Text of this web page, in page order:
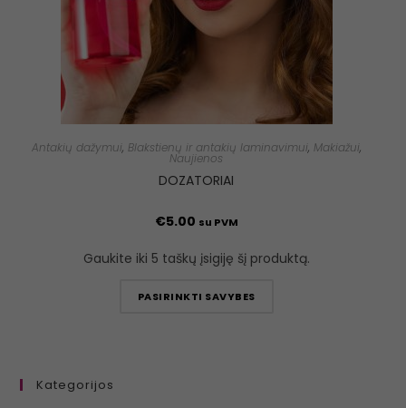
Antakių dažymui, Blakstienų ir antakių laminavimui, Makiažui,
Naujienos
DOZATORIAI
€5.00 su PVM
Gaukite iki 5 taškų įsigiję šį produktą.
PASIRINKTI SAVYBES
Kategorijos